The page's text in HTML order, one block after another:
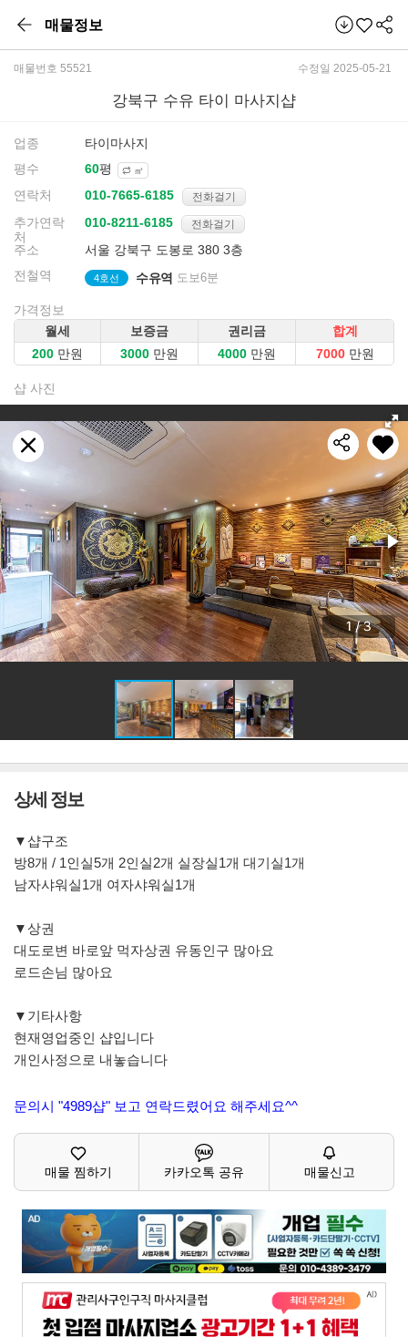
매물정보
매물번호 55521 수정일 2025-05-21
강북구 수유 타이 마사지샵
업종
타이마사지
평수
평 ㎡
연락처 전화걸기
추가연락
처
전화걸기
주소
서울 강북구 도봉로 380 3층
전철역
4호선 수유역 도보6분
가격정보
월세
보증금 권리금
합계
만원
만원 만원 만원
샵 사진
상세 정보
▼샵구조
방8개 / 1인실5개 2인실2개 실장실1개 대기실1개
남자샤워실1개 여자샤워실1개
▼상권
대도로변 바로앞 먹자상권 유동인구 많아요
로드손님 많아요
▼기타사항
현재영업중인 샵입니다
개인사정으로 내놓습니다
문의시 "4989샵" 보고 연락드렸어요 해주세요^^
매물 찜하기 카카오톡 공유 매물신고